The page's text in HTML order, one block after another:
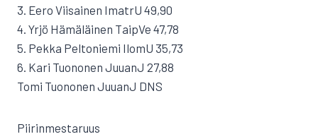
3. Eero Viisainen ImatrU 49,90
4. Yrjö Hämäläinen TaipVe 47,78
5. Pekka Peltoniemi IlomU 35,73
6. Kari Tuononen JuuanJ 27,88
Tomi Tuononen JuuanJ DNS
Piirinmestaruus